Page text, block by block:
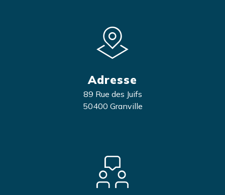
Adresse
89 Rue des Juifs
50400 Granville